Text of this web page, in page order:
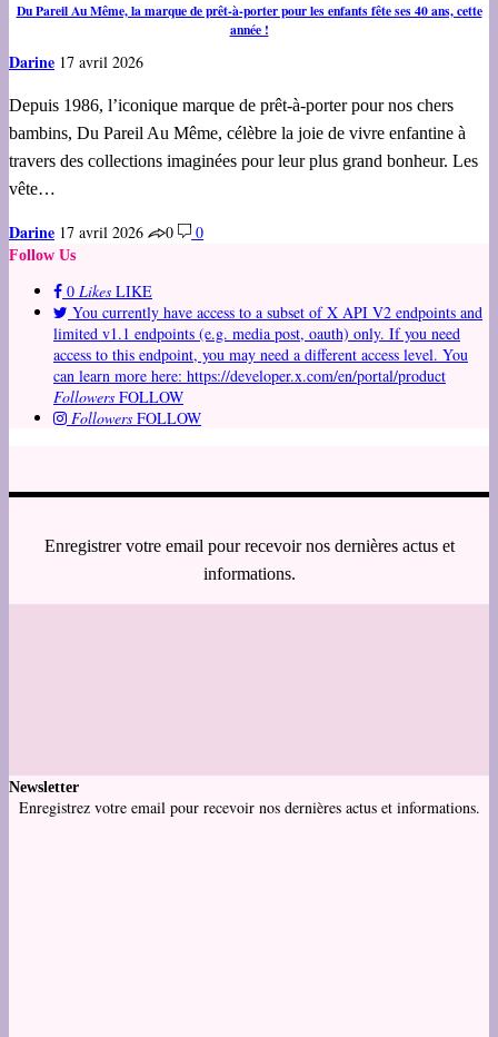
Du Pareil Au Même, la marque de prêt-à-porter pour les enfants fête ses 40 ans, cette
année !
Darine 17 avril 2026
Depuis 1986, l’iconique marque de prêt-à-porter pour nos chers
bambins, Du Pareil Au Même, célèbre la joie de vivre enfantine à
travers des collections imaginées pour leur plus grand bonheur. Les
vête…
Darine 17 avril 2026 0 0
Follow Us
0 Likes LIKE
You currently have access to a subset of X API V2 endpoints and
limited v1.1 endpoints (e.g. media post, oauth) only. If you need
access to this endpoint, you may need a different access level. You
can learn more here: https://developer.x.com/en/portal/product
Followers FOLLOW
Followers FOLLOW
Enregistrer votre email pour recevoir nos dernières actus et
informations.
Newsletter
Enregistrez votre email pour recevoir nos dernières actus et informations.